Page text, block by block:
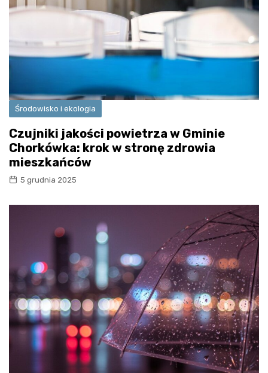
Środowisko i ekologia
Czujniki jakości powietrza w Gminie
Chorkówka: krok w stronę zdrowia
mieszkańców
5 grudnia 2025